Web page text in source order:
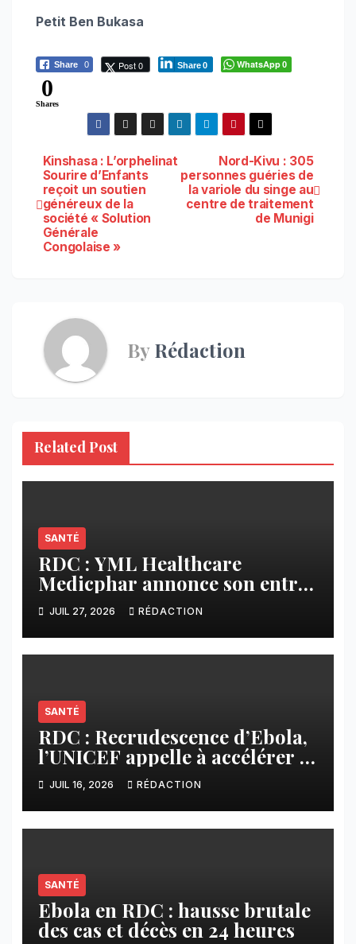
Petit Ben Bukasa
Share 0 Post 0 Share0 WhatsApp0
0
Shares
Navigation
de
l’article
Nord-Kivu : 305
personnes guéries de
la variole du singe au
centre de traitement
de Munigi
Kinshasa : L’orphelinat
Sourire d’Enfants
reçoit un soutien
généreux de la
société « Solution
Générale
Congolaise »
ByRédaction
Related Post
SANTÉ
RDC : YML Healthcare
Medicphar annonce son entrée
sur le marché pharmaceutique
JUIL 27, 2026 RÉDACTION
SANTÉ
RDC : Recrudescence d’Ebola,
l’UNICEF appelle à accélérer la
riposte
JUIL 16, 2026 RÉDACTION
SANTÉ
Ebola en RDC : hausse brutale
des cas et décès en 24 heures